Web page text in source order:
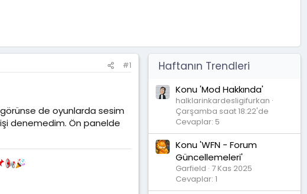
#1
görünse de oyunlarda sesim
denemedim. Ön panelde
Haftanın Trendleri
Konu 'Mod Hakkında'
halklarinkardesligifurkan
Çarşamba saat 18:22'de
Cevaplar: 5
Konu 'WFN - Forum
Güncellemeleri'
Garfield 7 Kas 2025
Cevaplar: 1